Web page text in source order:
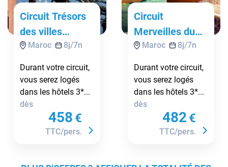
Circuit Trésors
des villes
impériales ***
Maroc 8j/7n
Durant votre circuit,
vous serez logés
dans les hôtels 3*...
dès
458 €
TTC/pers.
Circuit
Merveilles du
Maroc : entre
désert et
kasbahs ***
Maroc 8j/7n
Durant votre circuit,
vous serez logés
dans les hôtels 3*...
dès
482 €
TTC/pers.